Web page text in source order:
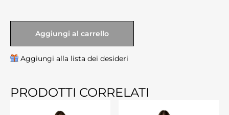
Aggiungi al carrello
Aggiungi alla lista dei desideri
PRODOTTI CORRELATI